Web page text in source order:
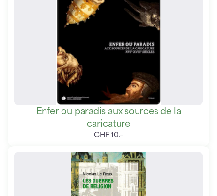
Enfer ou paradis aux sources de la
caricature
CHF 10.–